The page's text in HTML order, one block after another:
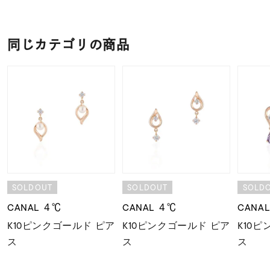
同じカテゴリの商品
SOLDOUT
CANAL ４℃
K10ピンクゴールド ピア
ス
SOLDOUT
CANAL ４℃
K10ピンクゴールド ピア
ス
K10ピ
ス